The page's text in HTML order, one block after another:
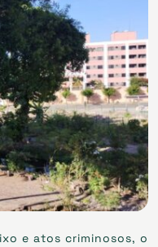
e atos criminosos, o